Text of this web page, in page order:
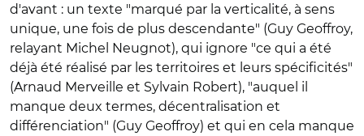
d'avant : un texte "marqué par la verticalité, à sens
unique, une fois de plus descendante" (Guy Geoffroy,
relayant Michel Neugnot), qui ignore "ce qui a été
déjà été réalisé par les territoires et leurs spécificités"
(Arnaud Merveille et Sylvain Robert), "auquel il
manque deux termes, décentralisation et
différenciation" (Guy Geoffroy) et qui en cela manque